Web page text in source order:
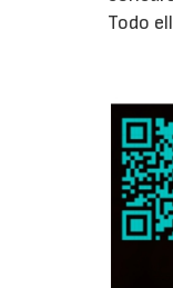
Todo